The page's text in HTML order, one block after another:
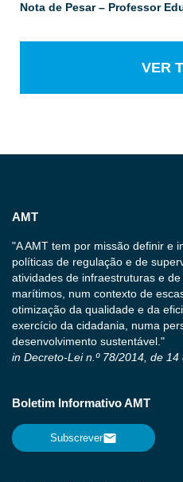
Nota de Pesar – Professor
VER
AMT
"A AMT tem por missão definir e
políticas de regulação e de
atividades de infraestruturas e
marítimos, num contexto de
otimização da qualidade e da
exercício da cidadania, numa
desenvolvimento sustentável."
in Decreto-Lei n.º 78/2014, de 14
Boletim Informativo AMT
Subscrever